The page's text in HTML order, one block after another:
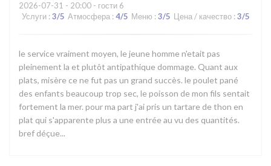
2026-07-31 - 20:00 - гости 6
Услуги : 3/5 Атмосфера : 4/5 Меню : 3/5 Цена / качество : 3/5
le service vraiment moyen, le jeune homme n'etait pas
pleinement la et plutôt antipathique dommage. Quant aux
plats, misère ce ne fut pas un grand succès. le poulet pané
des enfants beaucoup trop sec, le poisson de mon fils sentait
fortement la mer. pour ma part j'ai pris un tartare de thon en
plat qui s'apparente plus a une entrée au vu des quantités.
bref déçue...